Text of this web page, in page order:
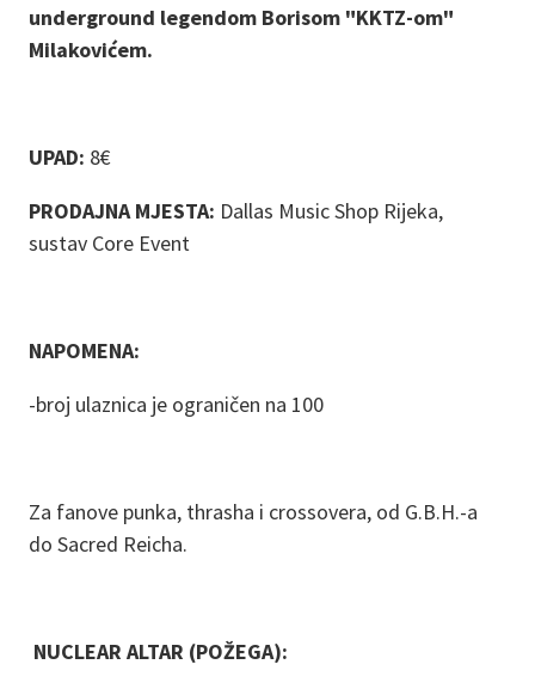
underground legendom Borisom "KKTZ-om"
Milakovićem.
UPAD: 8€
PRODAJNA MJESTA: Dallas Music Shop Rijeka,
sustav Core Event
NAPOMENA:
-broj ulaznica je ograničen na 100
Za fanove punka, thrasha i crossovera, od G.B.H.-a
do Sacred Reicha.
NUCLEAR ALTAR (POŽEGA):